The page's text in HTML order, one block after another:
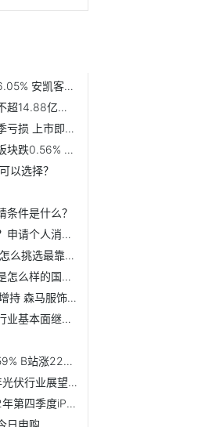
世界看点：汽车整车板块涨6.05% 安凯客车涨10.08%居首
全球观热点：道森股份撤回不超14.88亿元定增募资申请 股价微跌
环球今日讯！康众医疗前三季亏损 上市即巅峰募5.1亿中信证券保荐
全球今热点：食品加工制造板块跌0.56% 广州酒家涨9.99%居首
以选择？
件是什么？
什么是信用型个人消费贷款？申请个人消费贷款涉及到哪些费用？
个人消费贷款产品越来越多 怎么挑选最靠谱？
卡塔尔是什么地方？卡塔尔是怎么样的国家？
【环球报资讯】25股获高管增持 森马服饰获增持金额最多
【速看料】华泰证券：家电行业基本面继续磨底 看好家电板块...
全球热头条丨美股纳指跌0.59% B站涨22%雾芯科技满帮涨12%
天天热文：中金公司2023年光伏行业展望：把握结构性机会
天风国际郭明錤：下修2022年第四季度iPhone出货量预估约20%
日申购